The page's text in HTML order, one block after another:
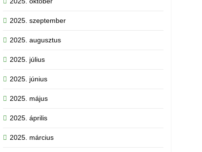
2025. szeptember
2025. augusztus
2025. július
2025. június
2025. május
2025. április
2025. március